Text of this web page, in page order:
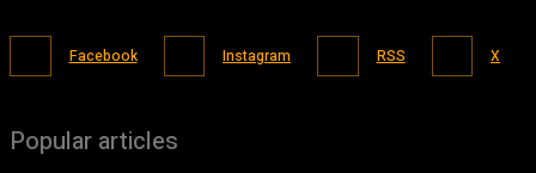
Facebook Instagram RSS X
Popular articles